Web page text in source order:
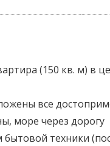
(150 кв. м) в
все
море через дорогу
техники